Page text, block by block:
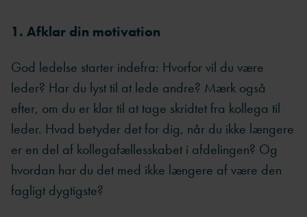
1. Afklar din motivation
God ledelse starter indefra: Hvorfor vil du være
leder? Har du lyst til at lede andre? Mærk også
efter, om du er klar til at tage skridtet fra kollega til
leder. Hvad betyder det for dig, når du ikke længere
er en del af kollegafællesskabet i afdelingen? Og
hvordan har du det med ikke længere af være den
fagligt dygtigste?